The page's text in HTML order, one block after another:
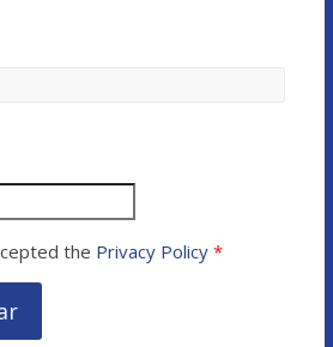
the Privacy Policy*